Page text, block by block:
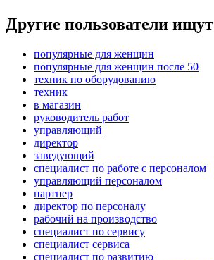
Другие пользователи ищут
популярные для женщин
популярные для женщин после 50
техник по оборудованию
техник
в магазин
руководитель работ
управляющий
директор
заведующий
специалист по работе с персоналом
управляющий персоналом
партнер
директор по персоналу
рабочий на производство
специалист по сервису
специалист сервиса
специалист по развитию